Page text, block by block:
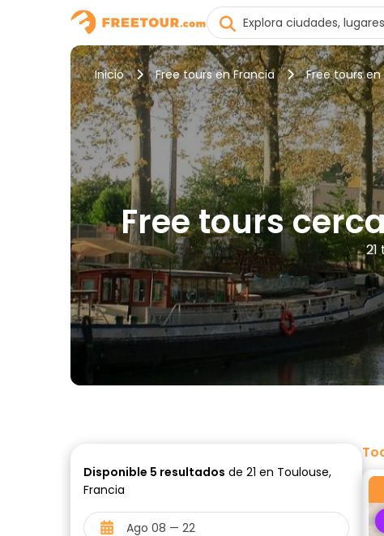
Inicio Free tours en Francia Free tours
Free tours
Disponible 5 resultados de 21 en Toulouse,
Francia